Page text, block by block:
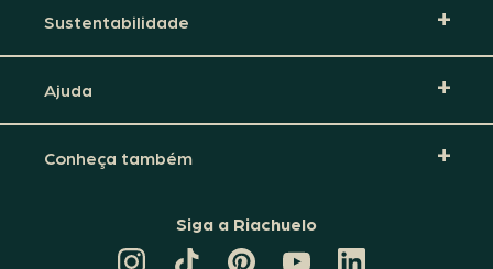
Sustentabilidade
Ajuda
Conheça também
Siga a Riachuelo
CANAL